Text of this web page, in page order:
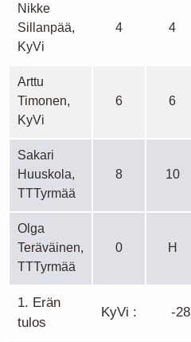
Nikke
Sillanpää,
KyVi
4 4
Arttu
Timonen,
KyVi
6 6
Sakari
Huuskola,
TTTyrmää
8 10
Olga
Teräväinen,
TTTyrmää
0 H
1. Erän
tulos
KyVi : -28